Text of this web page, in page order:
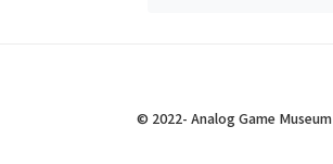
© 2022- Analog Game Museum